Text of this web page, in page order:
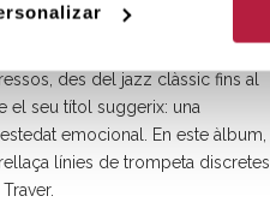
la va convidar a participar en
des del jazz clàssic fins al
el seu títol suggerix: una
emocional. En este àlbum,
línies de trompeta discretes